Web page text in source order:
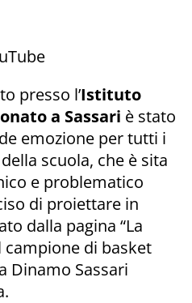
presso l’Istituto
a Sassari è stato
emozione per tutti i
scuola, che è sita
e problematico
di proiettare in
dalla pagina “La
campione di basket
Dinamo Sassari